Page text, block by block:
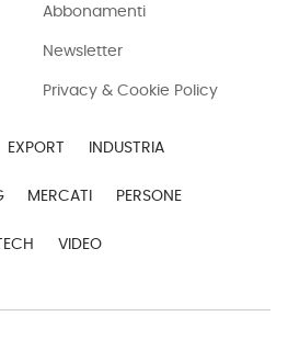
Abbonamenti
Newsletter
Privacy & Cookie Policy
EXPORT INDUSTRIA
MERCATI PERSONE
VIDEO